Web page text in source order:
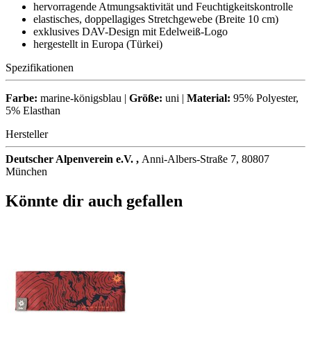
hervorragende Atmungsaktivität und Feuchtigkeitskontrolle
elastisches, doppellagiges Stretchgewebe (Breite 10 cm)
exklusives DAV-Design mit Edelweiß-Logo
hergestellt in Europa (Türkei)
Spezifikationen
Farbe: marine-königsblau | Größe: uni | Material: 95% Polyester,
5% Elasthan
Hersteller
Deutscher Alpenverein e.V. , Anni-Albers-Straße 7, 80807
München
Könnte dir auch gefallen